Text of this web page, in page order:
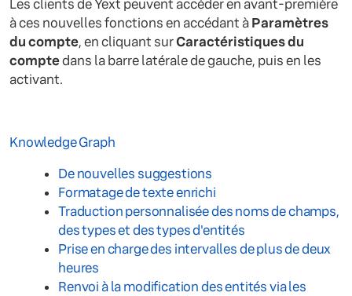
Les clients de Yext peuvent accéder en avant-première
à ces nouvelles fonctions en accédant àParamètres
du compte, en cliquant surCaractéristiques du
comptedans la barre latérale de gauche, puis en les
activant.
Knowledge Graph
De nouvelles suggestions
Formatage de texte enrichi
Traduction personnalisée des noms de champs,
des types et des types d'entités
Prise en charge des intervalles de plus de deux
heures
Renvoi à la modification des entités via les